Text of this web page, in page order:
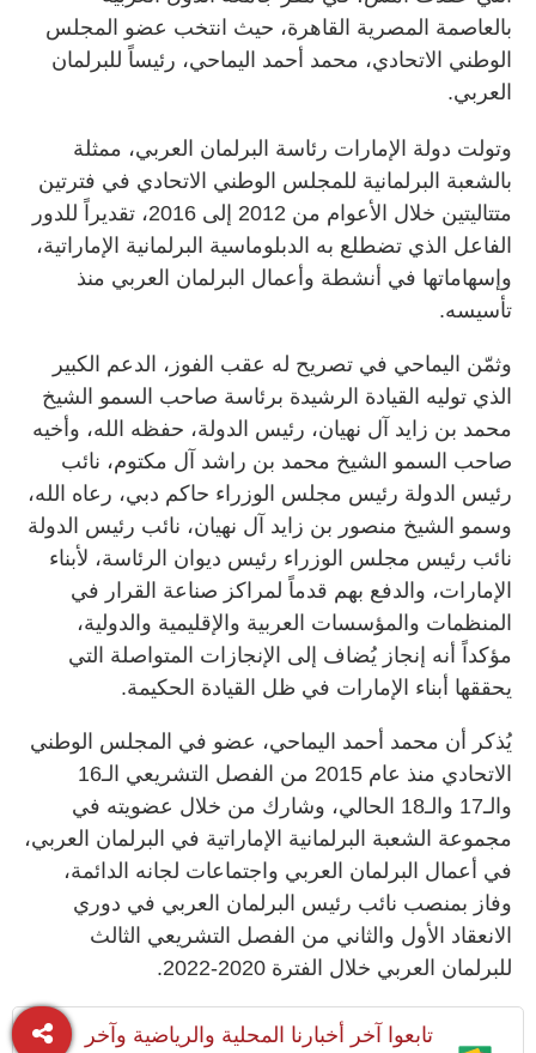
بالعاصمة المصرية القاهرة، حيث انتخب عضو المجلس
الوطني الاتحادي، محمد أحمد اليماحي، رئيساً للبرلمان
العربي.
وتولت دولة الإمارات رئاسة البرلمان العربي، ممثلة
بالشعبة البرلمانية للمجلس الوطني الاتحادي في فترتين
متتاليتين خلال الأعوام من 2012 إلى 2016، تقديراً للدور
الفاعل الذي تضطلع به الدبلوماسية البرلمانية الإماراتية،
وإسهاماتها في أنشطة وأعمال البرلمان العربي منذ
تأسيسه.
وثمّن اليماحي في تصريح له عقب الفوز، الدعم الكبير
الذي توليه القيادة الرشيدة برئاسة صاحب السمو الشيخ
محمد بن زايد آل نهيان، رئيس الدولة، حفظه الله، وأخيه
صاحب السمو الشيخ محمد بن راشد آل مكتوم، نائب
رئيس الدولة رئيس مجلس الوزراء حاكم دبي، رعاه الله،
وسمو الشيخ منصور بن زايد آل نهيان، نائب رئيس الدولة
نائب رئيس مجلس الوزراء رئيس ديوان الرئاسة، لأبناء
الإمارات، والدفع بهم قدماً لمراكز صناعة القرار في
المنظمات والمؤسسات العربية والإقليمية والدولية،
مؤكداً أنه إنجاز يُضاف إلى الإنجازات المتواصلة التي
يحققها أبناء الإمارات في ظل القيادة الحكيمة.
يُذكر أن محمد أحمد اليماحي، عضو في المجلس الوطني
الاتحادي منذ عام 2015 من الفصل التشريعي الـ16
والـ17 والـ18 الحالي، وشارك من خلال عضويته في
مجموعة الشعبة البرلمانية الإماراتية في البرلمان العربي،
في أعمال البرلمان العربي واجتماعات لجانه الدائمة،
وفاز بمنصب نائب رئيس البرلمان العربي في دوري
الانعقاد الأول والثاني من الفصل التشريعي الثالث
للبرلمان العربي خلال الفترة 2020-2022.
تابعوا آخر أخبارنا المحلية والرياضية وآخر